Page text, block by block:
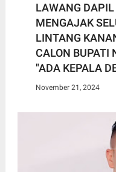
LAWANG
MENGAJAK
LINTANG
CALON BUPATI
"ADA KEPALA
November 21, 2024